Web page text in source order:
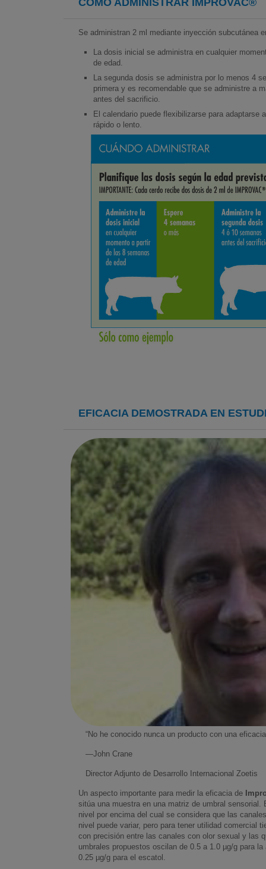
Se administran 2 ml mediante inyección subcutánea
La dosis inicial se administra en cualquier
de edad.
La segunda dosis se administra por lo menos 4
primera y es recomendable que se administre a
antes del sacrificio.
El calendario puede flexibilizarse para adaptarse
rápido o lento.
EFICACIA DEMOSTRADA EN
“No he conocido nunca un producto con una
—John Crane
Director Adjunto de Desarrollo Internacional Zoetis
Un aspecto importante para medir la eficacia de
sitúa una muestra en una matriz de umbral sensorial.
nivel por encima del cual se considera que las
nivel puede variar, pero para tener utilidad comercial
con precisión entre las canales con olor sexual y las
umbrales propuestos oscilan de 0.5 a 1.0 µg/g para
0.25 µg/g para el escatol.